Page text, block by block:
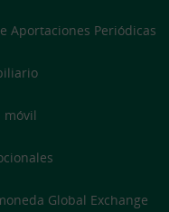
Aportaciones Periódicas
móvil
Global Exchange